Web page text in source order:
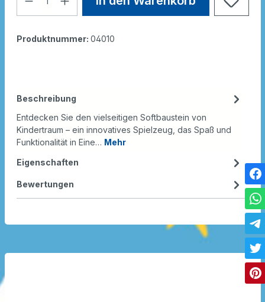
Produktnummer: 04010
Beschreibung
Entdecken Sie den vielseitigen Softbaustein von
Kindertraum – ein innovatives Spielzeug, das Spaß und
Funktionalität in Eine… Mehr
Eigenschaften
Bewertungen